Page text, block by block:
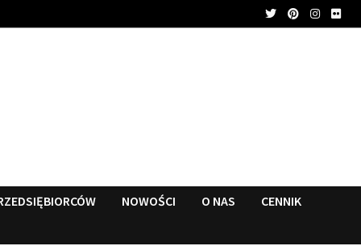
NOWOŚCI O NAS
CENNIK